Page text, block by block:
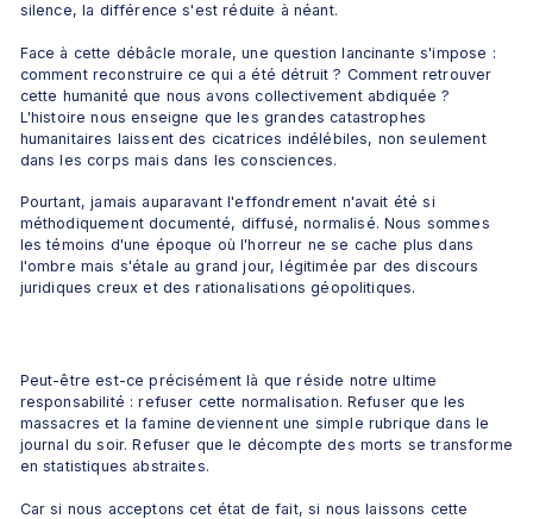
silence, la différence s'est réduite à néant.
Face à cette débâcle morale, une question lancinante s'impose :
comment reconstruire ce qui a été détruit ? Comment retrouver
cette humanité que nous avons collectivement abdiquée ?
L'histoire nous enseigne que les grandes catastrophes
humanitaires laissent des cicatrices indélébiles, non seulement
dans les corps mais dans les consciences.
Pourtant, jamais auparavant l'effondrement n'avait été si
méthodiquement documenté, diffusé, normalisé. Nous sommes
les témoins d'une époque où l'horreur ne se cache plus dans
l'ombre mais s'étale au grand jour, légitimée par des discours
juridiques creux et des rationalisations géopolitiques.
Peut-être est-ce précisément là que réside notre ultime
responsabilité : refuser cette normalisation. Refuser que les
massacres et la famine deviennent une simple rubrique dans le
journal du soir. Refuser que le décompte des morts se transforme
en statistiques abstraites.
Car si nous acceptons cet état de fait, si nous laissons cette